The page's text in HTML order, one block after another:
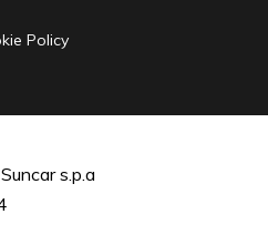
Policy
s.p.a